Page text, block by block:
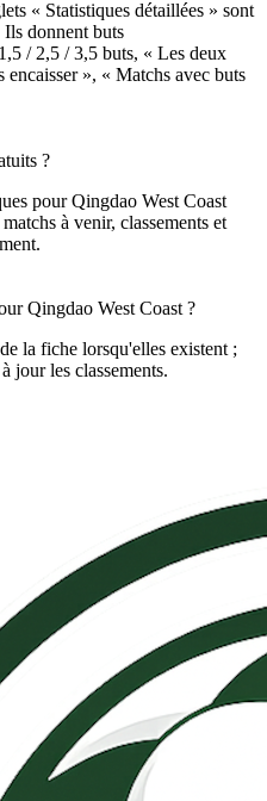
« Statistiques détaillées » sont
donnent buts
/ 2,5 / 3,5 buts, « Les deux
encaisser », « Matchs avec buts
?
pour Qingdao West Coast
à venir, classements et
Qingdao West Coast ?
la fiche lorsqu'elles existent ;
jour les classements.